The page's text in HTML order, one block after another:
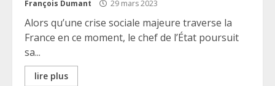
François Dumant 29 mars 2023
Alors qu’une crise sociale majeure traverse la
France en ce moment, le chef de l’État poursuit
sa...
lire plus